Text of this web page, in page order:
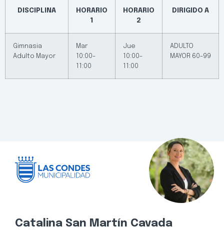
DISCIPLINA
HORARIO
1
HORARIO
2
DIRIGIDO A
Gimnasia
Adulto Mayor
Mar
10:00-
11:00
Jue
10:00-
11:00
ADULTO
MAYOR 60-99
Catalina San Martín Cavada